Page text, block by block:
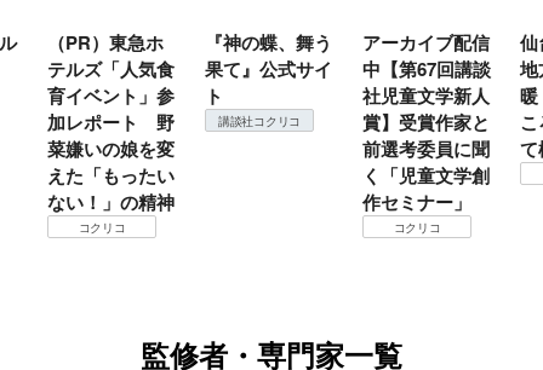
）東急ホ
ズ「人気食
ベント」参
ポート 野
いの娘を変
「もったい
！」の精神
『神の蝶、舞う
果て』公式サイ
ト
講談社コクリコ
アーカイブ配信
中【第67回講談
社児童文学新人
賞】受賞作家と
前選考委員に聞
く「児童文学創
作セミナー」
仙台の冬
地方では
暖？ 本
ころは仙
て検証す
コクリコ
監修者・専門家一覧